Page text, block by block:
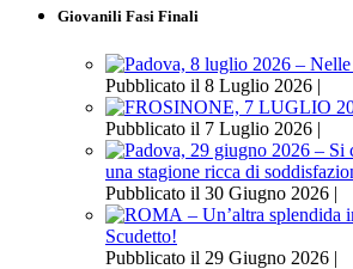
Giovanili Fasi Finali
Pubblicato il 8 Luglio 2026 |
Pubblicato il 7 Luglio 2026 |
una stagione ricca di
Pubblicato il 30 Giugno 2026 |
Scudetto!
Pubblicato il 29 Giugno 2026 |